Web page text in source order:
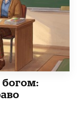
богом: